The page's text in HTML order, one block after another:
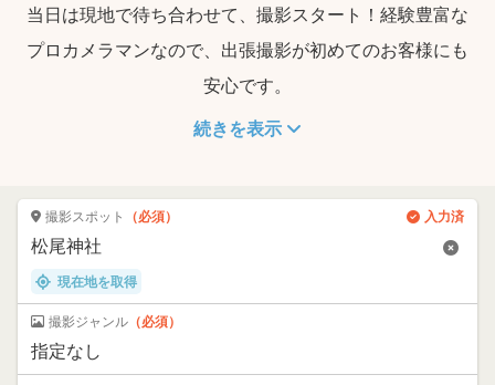
当日は現地で待ち合わせて、撮影スタート！経験豊富な
プロカメラマンなので、出張撮影が初めてのお客様にも
安心です。
続きを表示
撮影スポット （必須） 入力済
現在地を取得
撮影ジャンル （必須）